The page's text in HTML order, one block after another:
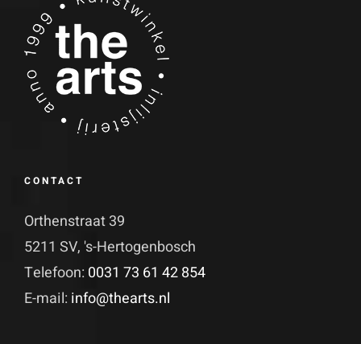
CONTACT
Orthenstraat 39
5211 SV, 's-Hertogenbosch
Telefoon: 0031 73 61 42 854
E-mail: info@thearts.nl